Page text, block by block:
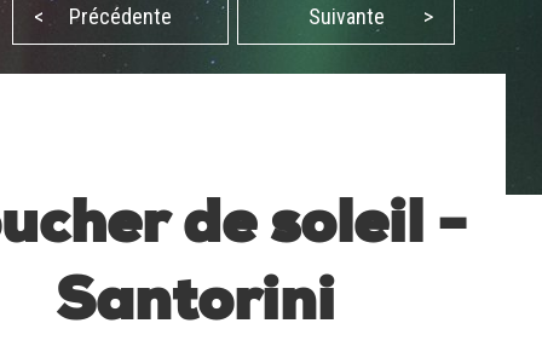
< Précédente Suivante >
de soleil -
Santorini